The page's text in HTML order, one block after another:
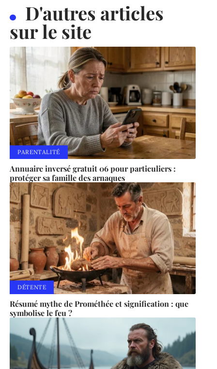
D'autres articles
sur le site
PARENTALITÉ
Annuaire inversé gratuit 06 pour particuliers :
protéger sa famille des arnaques
DÉTENTE
Résumé mythe de Prométhée et signification : que
symbolise le feu ?